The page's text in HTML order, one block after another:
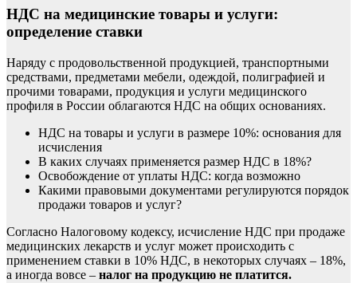
НДС на медицинские товары и услуги:
определение ставки
Наряду с продовольственной продукцией, транспортными
средствами, предметами мебели, одеждой, полиграфией и
прочими товарами, продукция и услуги медицинского
профиля в России облагаются НДС на общих основаниях.
НДС на товары и услуги в размере 10%: основания для
исчисления
В каких случаях применяется размер НДС в 18%?
Освобождение от уплаты НДС: когда возможно
Какими правовыми документами регулируются порядок
продажи товаров и услуг?
Согласно Налоговому кодексу, исчисление НДС при продаже
медицинских лекарств и услуг может происходить с
применением ставки в 10% НДС, в некоторых случаях – 18%,
а иногда вовсе – налог на продукцию не платится.